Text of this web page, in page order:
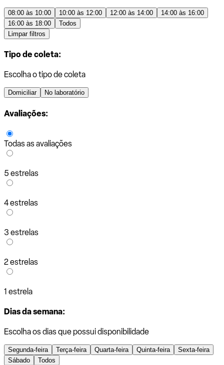
08:00 às 10:00 10:00 às 12:00 12:00 às 14:00
14:00 às 16:00
16:00 às 18:00
Todos
Limpar filtros
Tipo de coleta:
Escolha o tipo de coleta
Domiciliar No laboratório
Avaliações:
Todas as avaliações
5 estrelas
4 estrelas
3 estrelas
2 estrelas
1 estrela
Dias da semana:
Escolha os dias que possui disponibilidade
Segunda-feira Terça-feira Quarta-feira Quinta-feira
Sexta-feira
Sábado
Todos